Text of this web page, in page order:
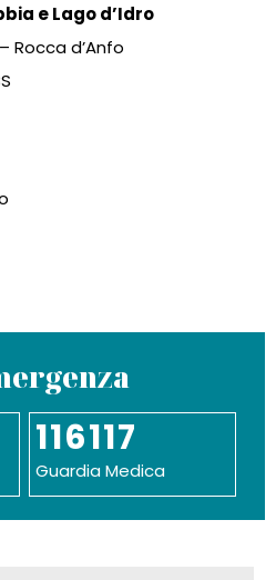
e Lago d’Idro
Rocca d’Anfo
116117
Guardia Medica